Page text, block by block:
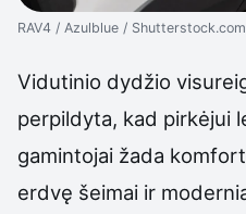
RAV4 / Azulblue / Shutterstock.com
Vidutinio dydžio
perpildyta, kad pirkėjui
gamintojai žada
erdvę šeimai ir